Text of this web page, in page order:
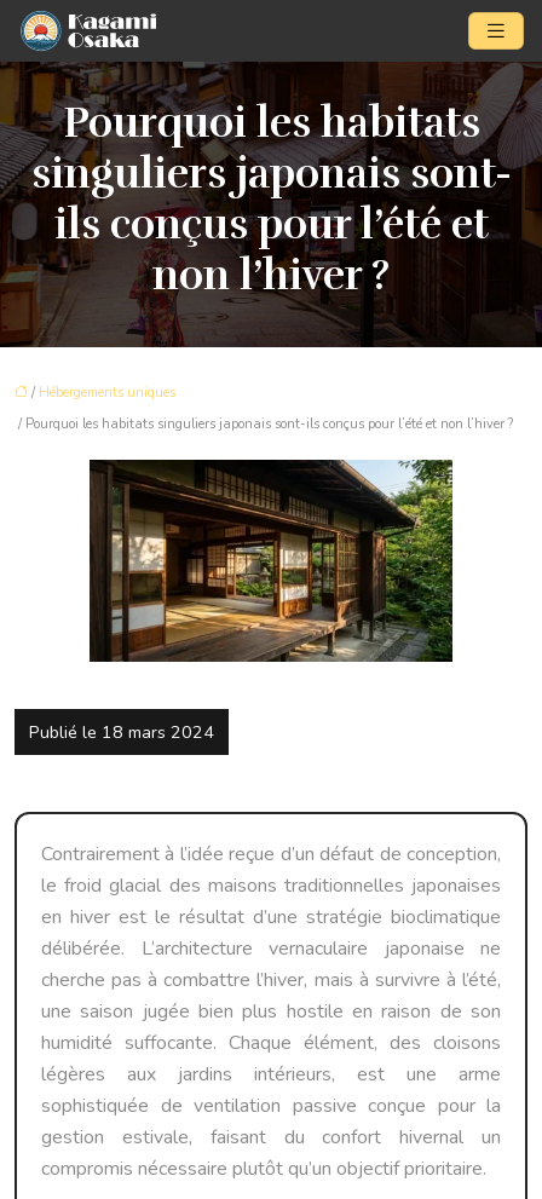
Pourquoi les habitats
singuliers japonais sont-
ils conçus pour l’été et
non l’hiver ?
/ Hébergements uniques
/ Pourquoi les habitats singuliers japonais sont-ils conçus pour l’été et non l’hiver ?
Publié le 18 mars 2024
Contrairement à l’idée reçue d’un défaut de conception,
le froid glacial des maisons traditionnelles japonaises
en hiver est le résultat d’une stratégie bioclimatique
délibérée. L’architecture vernaculaire japonaise ne
cherche pas à combattre l’hiver, mais à survivre à l’été,
une saison jugée bien plus hostile en raison de son
humidité suffocante. Chaque élément, des cloisons
légères aux jardins intérieurs, est une arme
sophistiquée de ventilation passive conçue pour la
gestion estivale, faisant du confort hivernal un
compromis nécessaire plutôt qu’un objectif prioritaire.